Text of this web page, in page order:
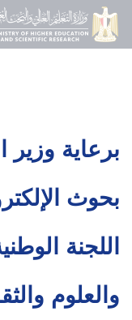
برعاية وزير
بحوث
اللجنة
والعلوم